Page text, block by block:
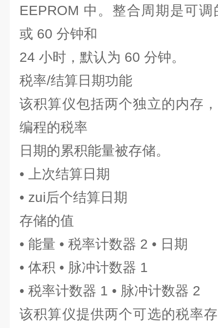
EEPROM 中。整合周期是可
或 60 分钟和
24 小时，默认为 60 分钟。
税率/结算日期功能
该积算仪包括两个独立的内存
编程的税率
日期的累积能量被存储。
• 上次结算日期
• zui后个结算日期
存储的值
• 能量 • 税率计数器 2 • 日期
• 体积 • 脉冲计数器 1
• 税率计数器 1 • 脉冲计数器 2
该积算仪提供两个可选的税率